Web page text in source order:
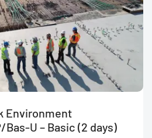
Environment
U – Basic (2 days)